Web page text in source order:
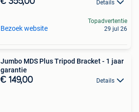
Details
Bezoek website
Topadvertentie
29 jul 26
Jumbo MDS Plus Tripod Bracket - 1 jaar
garantie
€ 149,00 Details